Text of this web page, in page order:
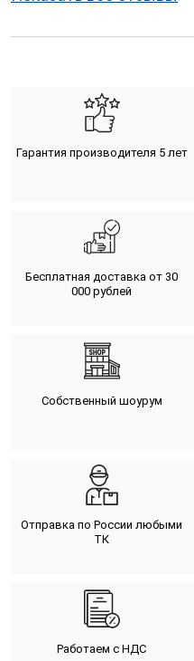
Гарантия производителя 5 лет
Бесплатная доставка от 30
000 рублей
Собственный шоурум
Отправка по России любыми
ТК
Работаем с НДС